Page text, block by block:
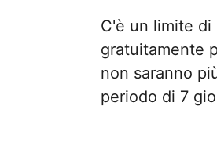
C'è un limite
gratuitamente
non saranno
periodo di 7